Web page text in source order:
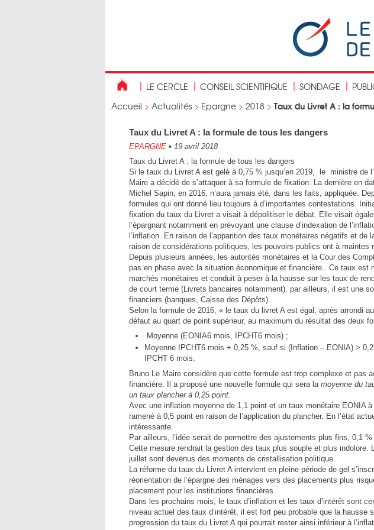
LE CERCLE CONSEIL SCIENTIFIQUE SONDAGE
Accueil > Actualités > Epargne > 2018 > Taux du Livret A : la
Taux du Livret A : la formule de tous les dangers
EPARGNE • 19 avril 2018
Taux du Livret A : la formule de tous les dangers
Si le taux du Livret A est gelé à 0,75 % jusqu’en 2019, le ministre de
Maire a décidé de s’attaquer à sa formule de fixation. La dernière en
Michel Sapin, en 2016, n’aura jamais été, dans les faits, appliquée.
formules qui ont donné lieu toujours à d’importantes contestations.
fixation du taux du Livret a visait à dépolitiser le débat. Elle visait
l’épargnant notamment en prévoyant une clause d’indexation de
l’inflation. En raison de l’apparition des taux monétaires négatifs et de
raison de considérations politiques, les pouvoirs publics ont à maintes
Depuis plusieurs années, les autorités monétaires et la Cour des
pas en phase avec la situation économique et financière.. Ce taux est
marchés monétaires et conduit à peser à la hausse sur les taux de
de court terme (Livrets bancaires notamment). par ailleurs, il est une
financiers (banques, Caisse des Dépôts).
Selon la formule de 2016, « le taux du livret A est égal, après arrondi
défaut au quart de point supérieur, au maximum du résultat des deux
Moyenne (EONIA6 mois, IPCHT6 mois) ;
Moyenne IPCHT6 mois + 0,25 %, sauf si (Inflation – EONIA) >
IPCHT 6 mois.
Bruno Le Maire considère que cette formule est trop complexe et pas
financière. Il a proposé une nouvelle formule qui sera l a moyenne du
un taux plancher à 0,25 point.
Avec une inflation moyenne de 1,1 point et un taux monétaire EONIA
ramené à 0,5 point en raison de l’application du plancher. En l’état
intéressante.
Par ailleurs, l’idée serait de permettre des ajustements plus fins, 0,1
Cette mesure rendrait la gestion des taux plus souple et plus indolore.
juillet sont devenus des moments de cristallisation politique.
La réforme du taux du Livret A intervient en pleine période de gel
réorientation de l’épargne des ménages vers des placements plus
placement pour les institutions financières.
Dans les prochains mois, le taux d’inflation et les taux d’intérêt sont
niveau actuel des taux d’intérêt, il est fort peu probable que la hausse
progression du taux du Livret A qui pourrait rester ainsi inférieur à